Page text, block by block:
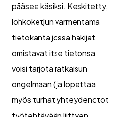
pääsee käsiksi. Keskitetty,
lohkoketjun varmentama
tietokanta jossa hakijat
omistavat itse tietonsa
voisi tarjota ratkaisun
ongelmaan (ja lopettaa
myös turhat yhteydenotot